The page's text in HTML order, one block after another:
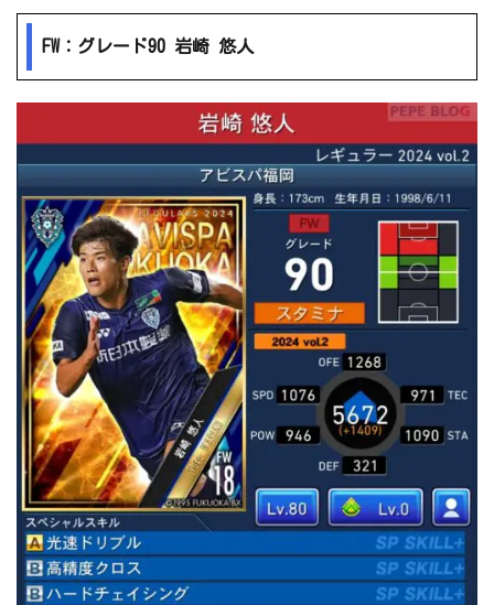
FW：グレード90 岩崎 悠人